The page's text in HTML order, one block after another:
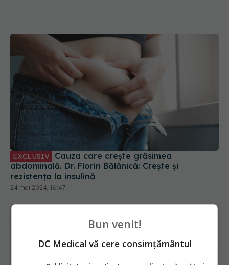
EXCLUSIV
abdominală. Dr. Florin Bălănică: Crește și
rezistența la insulină
24 mai 2024, 16:47
Bun venit!
DC Medical vă cere consimțământul